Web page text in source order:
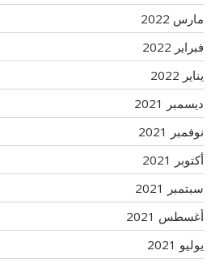
مارس 2022
فبراير 2022
يناير 2022
ديسمبر 2021
نوفمبر 2021
أكتوبر 2021
سبتمبر 2021
أغسطس 2021
يوليو 2021